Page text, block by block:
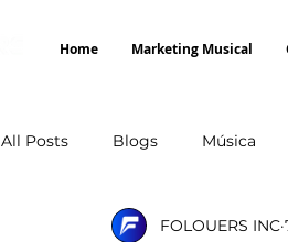
Home Marketing Musical
All Posts Blogs Música
Albúm
FOLOUERS INC